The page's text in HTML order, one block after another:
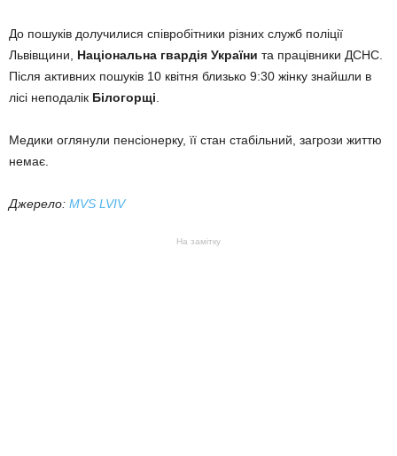
До пошуків долучилися співробітники різних служб поліції
Львівщини, Національна гвардія України та працівники ДСНС.
Після активних пошуків 10 квітня близько 9:30 жінку знайшли в
лісі неподалік Білогорщі.
Медики оглянули пенсіонерку, її стан стабільний, загрози життю
немає.
Джерело: MVS LVIV
На замітку